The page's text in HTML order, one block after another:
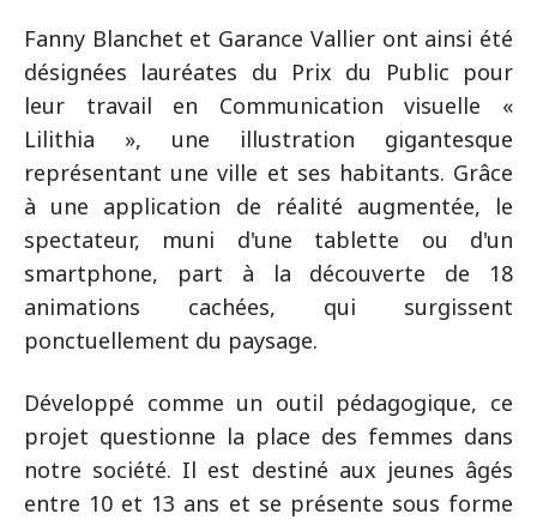
Fanny Blanchet et Garance Vallier ont ainsi été
désignées lauréates du Prix du Public pour
leur travail en Communication visuelle «
Lilithia », une illustration gigantesque
représentant une ville et ses habitants. Grâce
à une application de réalité augmentée, le
spectateur, muni d'une tablette ou d'un
smartphone, part à la découverte de 18
animations cachées, qui surgissent
ponctuellement du paysage.
Développé comme un outil pédagogique, ce
projet questionne la place des femmes dans
notre société. Il est destiné aux jeunes âgés
entre 10 et 13 ans et se présente sous forme